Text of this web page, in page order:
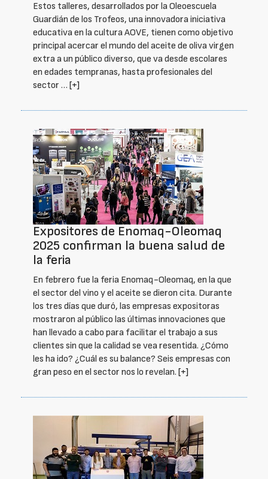
Estos talleres, desarrollados por la Oleoescuela
Guardián de los Trofeos, una innovadora iniciativa
educativa en la cultura AOVE, tienen como objetivo
principal acercar el mundo del aceite de oliva virgen
extra a un público diverso, que va desde escolares
en edades tempranas, hasta profesionales del
sector … [+]
Expositores de Enomaq-Oleomaq
2025 confirman la buena salud de
la feria
En febrero fue la feria Enomaq-Oleomaq, en la que
el sector del vino y el aceite se dieron cita. Durante
los tres días que duró, las empresas expositoras
mostraron al público las últimas innovaciones que
han llevado a cabo para facilitar el trabajo a sus
clientes sin que la calidad se vea resentida. ¿Cómo
les ha ido? ¿Cuál es su balance? Seis empresas con
gran peso en el sector nos lo revelan. [+]